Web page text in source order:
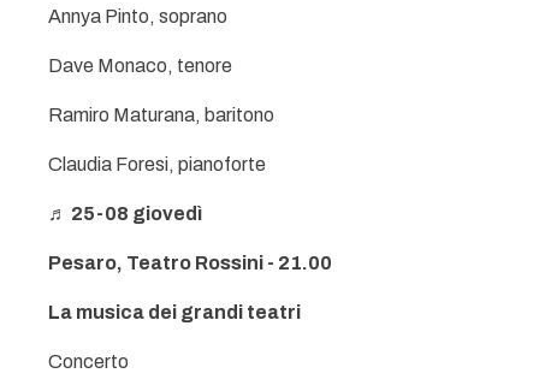
Annya Pinto, soprano
Dave Monaco, tenore
Ramiro Maturana, baritono
Claudia Foresi, pianoforte
♬ 25-08 giovedì
Pesaro, Teatro Rossini - 21.00
La musica dei grandi teatri
Concerto